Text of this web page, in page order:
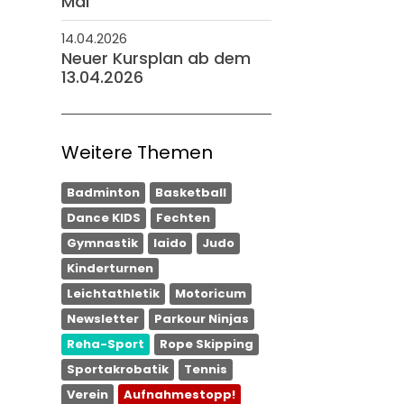
14.04.2026
Neuer Kursplan ab dem
13.04.2026
Weitere Themen
Badminton
Basketball
Dance KIDS
Fechten
Gymnastik
Iaido
Judo
Kinderturnen
Leichtathletik
Motoricum
Newsletter
Parkour Ninjas
Reha-Sport
Rope Skipping
Sportakrobatik
Tennis
Verein
Aufnahmestopp!